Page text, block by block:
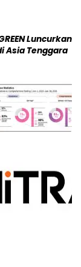
Luncurkan
Asia Tenggara